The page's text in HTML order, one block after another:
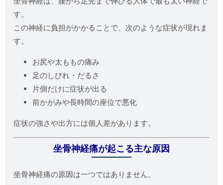
す。
この神経に負担がかかることで、次のような症状が現れま
す。
お尻や太ももの痛み
足のしびれ・だるさ
片側だけに症状が出る
前かがみや長時間の座位で悪化
症状の強さや出方には個人差があります。
坐骨神経痛が起こる主な原因
坐骨神経痛の原因は一つではありません。